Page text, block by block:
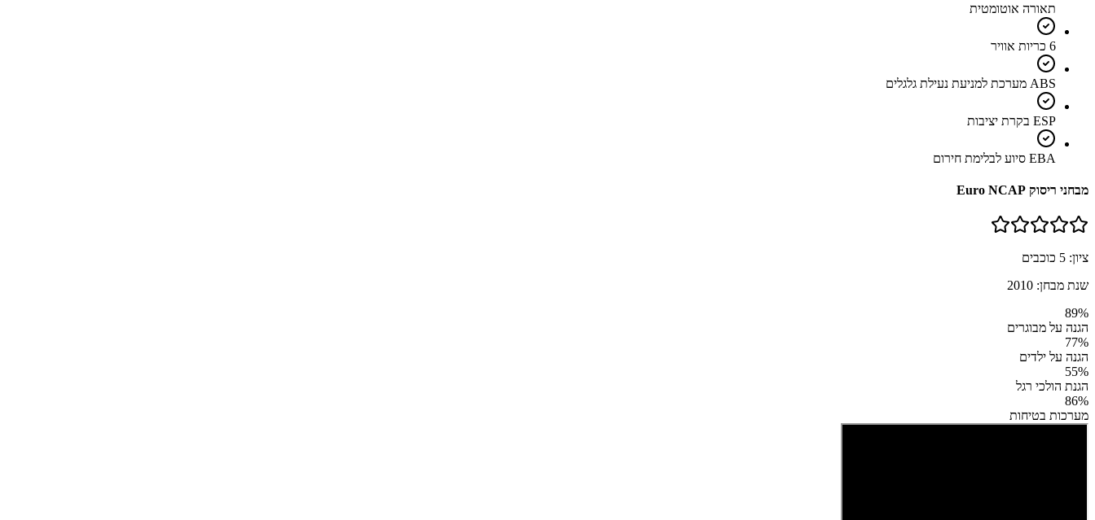
תאורה אוטומטית
6 כריות אוויר
ABS מערכת למניעת נעילת גלגלים
ESP בקרת יציבות
EBA סיוע לבלימת חירום
מבחני ריסוק Euro NCAP
ציון: 5 כוכבים
שנת מבחן: 2010
89%
הגנה על מבוגרים
77%
הגנה על ילדים
55%
הגנת הולכי רגל
86%
מערכות בטיחות